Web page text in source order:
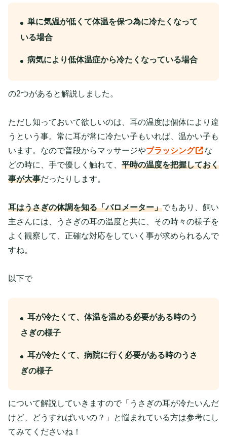
単に気温が低くて体温を保つ為に冷たくなって
いる場合
病気により低体温症から冷たくなっている場合
の2つがあると解説しました。
ただし知っておいて欲しいのは、耳の温度は個体により違
うという事。常に耳が常に冷たい子もいれば、温かい子も
います。なので普段からマッサージやブラッシング
な
どの時に、手で優しく触れて、 平時の温度を把握しておく
事が大事だったりします。
耳はうさぎの体調を知る「バロメーター」でもあり、飼い
主さんには、うさぎの耳の温度と共に、その時々の様子を
よく観察して、正確な対応をしていく事が求められるんで
すね。
以下で
耳が冷たくて、体温を温める必要がある時のう
さぎの様子
耳が冷たくて、病院に行く必要がある時のうさ
ぎの様子
について解説していきますので「うさぎの耳が冷たいんだ
けど、どうすればいいの？」と悩まれている方は参考にし
てみてくださいね！